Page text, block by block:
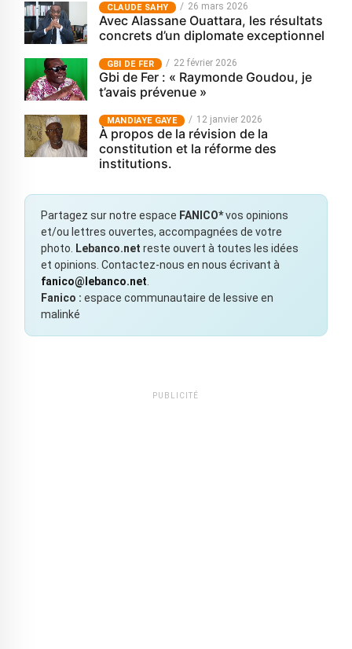
CLAUDE SAHY 26 mars 2026
Avec Alassane Ouattara, les résultats
concrets d’un diplomate exceptionnel
GBI DE FER 22 février 2026
Gbi de Fer : « Raymonde Goudou, je
t’avais prévenue »
MANDIAYE GAYE 12 janvier 2026
À propos de la révision de la
constitution et la réforme des
institutions.
Partagez sur notre espace FANICO*vos opinions
et/ou lettres ouvertes, accompagnées de votre
photo.
Lebanco.net reste ouvert à toutes les idées
et opinions. Contactez-nous en nous écrivant à
fanico@lebanco.net
Fanico : espace communautaire de lessive en
malinké
PUBLICITÉ